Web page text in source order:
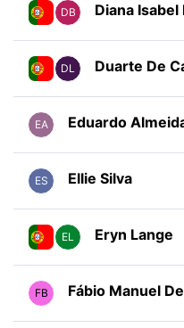
DB Diana
DL Duarte De
EA Eduardo
ES Ellie Silva
EL Eryn Lange
FB Fábio Manuel